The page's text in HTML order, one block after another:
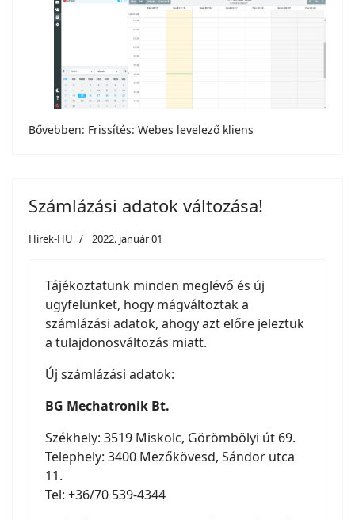
Bővebben: Frissítés: Webes levelező kliens
Számlázási adatok változása!
Hírek-HU 2022. január 01
Tájékoztatunk minden meglévő és új
ügyfelünket, hogy mágváltoztak a
számlázási adatok, ahogy azt előre jeleztük
a tulajdonosváltozás miatt.
Új számlázási adatok:
BG Mechatronik Bt.
Székhely: 3519 Miskolc, Görömbölyi út 69.
Telephely: 3400 Mezőkövesd, Sándor utca
11.
Tel: +36/70 539-4344